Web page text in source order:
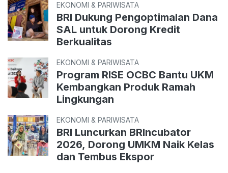
EKONOMI & PARIWISATA
BRI Dukung Pengoptimalan Dana
SAL untuk Dorong Kredit
Berkualitas
EKONOMI & PARIWISATA
Program RISE OCBC Bantu UKM
Kembangkan Produk Ramah
Lingkungan
EKONOMI & PARIWISATA
BRI Luncurkan BRIncubator
2026, Dorong UMKM Naik Kelas
dan Tembus Ekspor